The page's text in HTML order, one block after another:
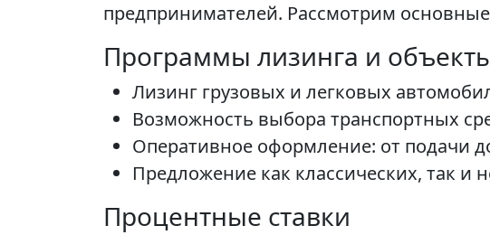
предпринимателей. Рассмотрим
Программы лизинга и
Лизинг грузовых и легковых
Возможность выбора транспортных
Оперативное оформление: от подачи
Предложение как классических, так и
Процентные ставки